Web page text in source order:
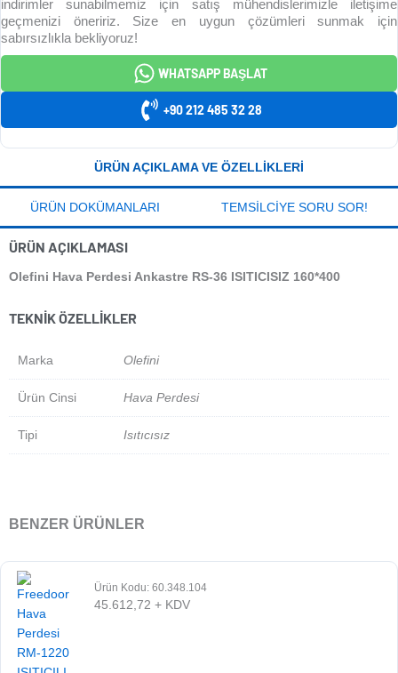
indirimler sunabilmemiz için satış mühendislerimizle iletişime
geçmenizi öneririz. Size en uygun çözümleri sunmak için
sabırsızlıkla bekliyoruz!
WHATSAPP BAŞLAT
+90 212 485 32 28
ÜRÜN AÇIKLAMA VE ÖZELLIKLERI
ÜRÜN DOKÜMANLARI TEMSILCIYE SORU SOR!
ÜRÜN AÇIKLAMASI
Olefini Hava Perdesi Ankastre RS-36 ISITICISIZ 160*400
TEKNIK ÖZELLIKLER
Marka Olefini
Ürün Cinsi Hava Perdesi
Tipi Isıtıcısız
BENZER ÜRÜNLER
Ürün Kodu: 60.348.104
45.612,72 + KDV